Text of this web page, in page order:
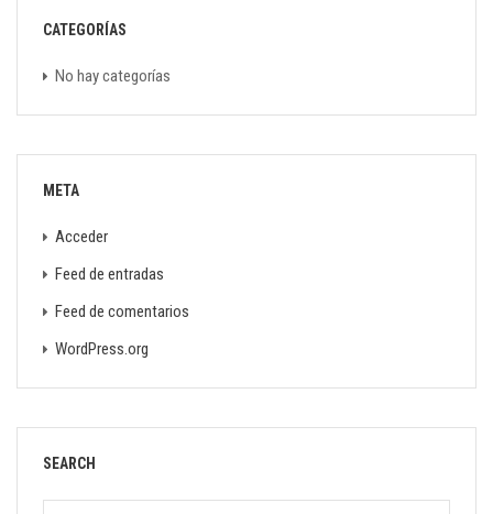
CATEGORÍAS
No hay categorías
META
Acceder
Feed de entradas
Feed de comentarios
WordPress.org
SEARCH